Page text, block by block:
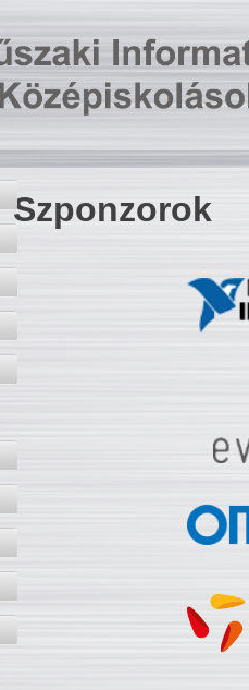
Szponzorok